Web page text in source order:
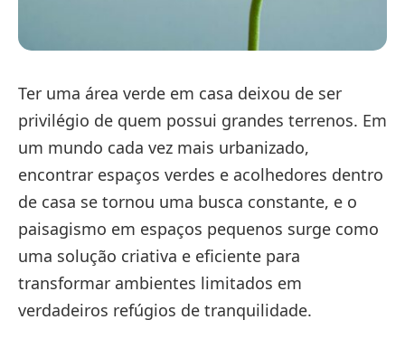
Ter uma área verde em casa deixou de ser
privilégio de quem possui grandes terrenos. Em
um mundo cada vez mais urbanizado,
encontrar espaços verdes e acolhedores dentro
de casa se tornou uma busca constante, e o
paisagismo em espaços pequenos surge como
uma solução criativa e eficiente para
transformar ambientes limitados em
verdadeiros refúgios de tranquilidade.